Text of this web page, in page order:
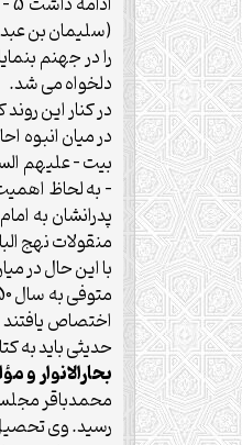
دلخواه مى شد.
در كنار اين
در ميان انبوه
بيت – عليهم
– به لحاظ
پدرانشان به
منقولات نهج
با اين حال در
اختصاص
حديثى بايد به
بحارالانوار و
رسيد. وى